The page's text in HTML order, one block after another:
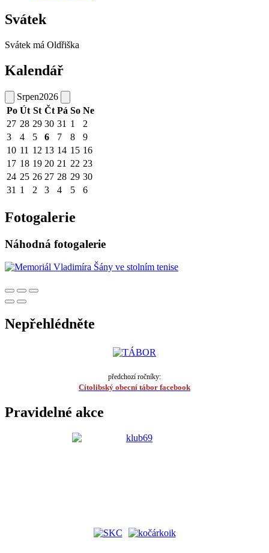
Svátek
Svátek má Oldřiška
Kalendář
Srpen2026
Po Út St Čt Pá So Ne
27 28 29 30 31 1
2
3
4 5 6 7 8
9
10 11 12 13 14 15 16
17 18 19 20 21 22 23
24 25 26 27 28 29 30
31 1 2 3 4 5 6
Fotogalerie
Náhodná fotogalerie
Nepřehlédněte
předchozí ročníky:
Cítolibský obecní tábor facebook
Pravidelné akce